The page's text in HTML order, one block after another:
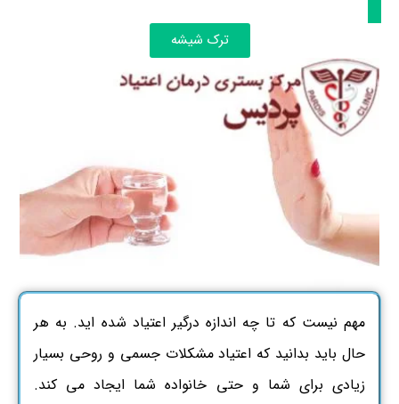
ترک شیشه
مهم نیست که تا چه اندازه درگیر اعتیاد شده اید. به هر
حال باید بدانید که اعتیاد مشکلات جسمی و روحی بسیار
زیادی برای شما و حتی خانواده شما ایجاد می کند.